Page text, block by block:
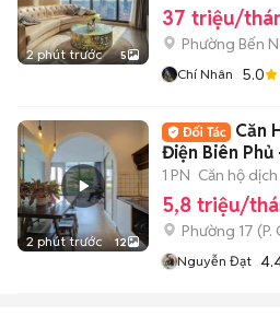
2 phút trước 5
37 triệu/
Phường Bến
Chí Nhân 5.0
2 phút trước 12
Căn
Điện Biên Phủ
Lớn, Xịn
1 PN Căn hộ
5,8 triệu/
Phường 17 (
Nguyễn Đạt